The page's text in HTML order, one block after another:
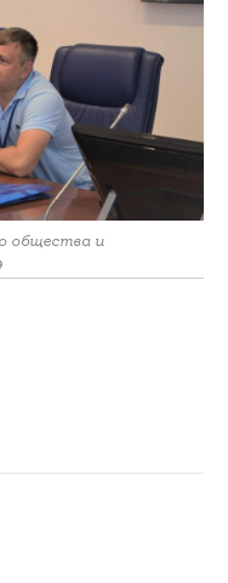
общества и